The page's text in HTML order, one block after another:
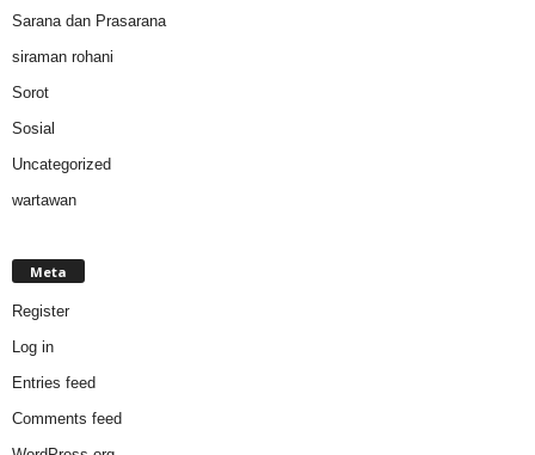
Sarana dan Prasarana
siraman rohani
Sorot
Sosial
Uncategorized
wartawan
Meta
Register
Log in
Entries feed
Comments feed